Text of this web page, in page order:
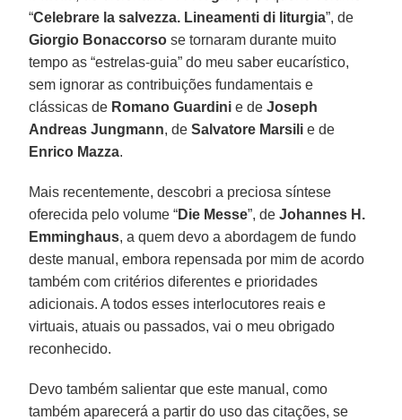
“Celebrare la salvezza. Lineamenti di liturgia”, de
Giorgio Bonaccorso se tornaram durante muito
tempo as “estrelas-guia” do meu saber eucarístico,
sem ignorar as contribuições fundamentais e
clássicas de Romano Guardini e deJoseph
Andreas Jungmann, deSalvatore Marsili e de
Enrico Mazza.
Mais recentemente, descobri a preciosa síntese
oferecida pelo volume “Die Messe”, deJohannes H.
Emminghaus, a quem devo a abordagem de fundo
deste manual, embora repensada por mim de acordo
também com critérios diferentes e prioridades
adicionais. A todos esses interlocutores reais e
virtuais, atuais ou passados, vai o meu obrigado
reconhecido.
Devo também salientar que este manual, como
também aparecerá a partir do uso das citações, se